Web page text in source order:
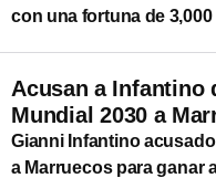
con una fortuna de 3,000
Acusan a Infantino
Mundial 2030 a
Gianni Infantino
a Marruecos para ganar